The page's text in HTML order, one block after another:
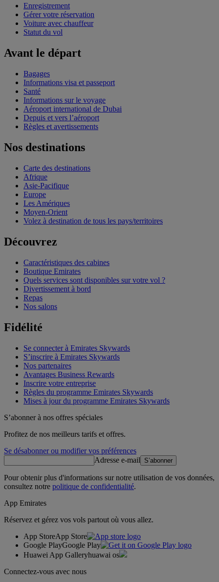
Enregistrement
Gérer votre réservation
Voiture avec chauffeur
Statut du vol
Avant le départ
Bagages
Informations visa et passeport
Santé
Informations sur le voyage
Aéroport international de Dubai
Depuis et vers l’aéroport
Règles et avertissements
Nos destinations
Carte des destinations
Afrique
Asie-Pacifique
Europe
Les Amériques
Moyen-Orient
Volez à destination de tous les pays/territoires
Découvrez
Caractéristiques des cabines
Boutique Emirates
Quels services sont disponibles sur votre vol ?
Divertissement à bord
Repas
Nos salons
Fidélité
Se connecter à Emirates Skywards
S’inscrire à Emirates Skywards
Nos partenaires
Avantages Business Rewards
Inscrire votre entreprise
Règles du programme Emirates Skywards
Mises à jour du programme Emirates Skywards
S’abonner à nos offres spéciales
Profitez de nos meilleurs tarifs et offres.
Se désabonner ou modifier vos préférences
Adresse e-mail
S’abonner
Pour obtenir plus d'informations sur notre utilisation de vos données,
consultez notre politique de confidentialité.
App Emirates
Réservez et gérez vos vols partout où vous allez.
App StoreApp Store
Google PlayGoogle Play
Huawei App Galleryhuawai os
Connectez-vous avec nous